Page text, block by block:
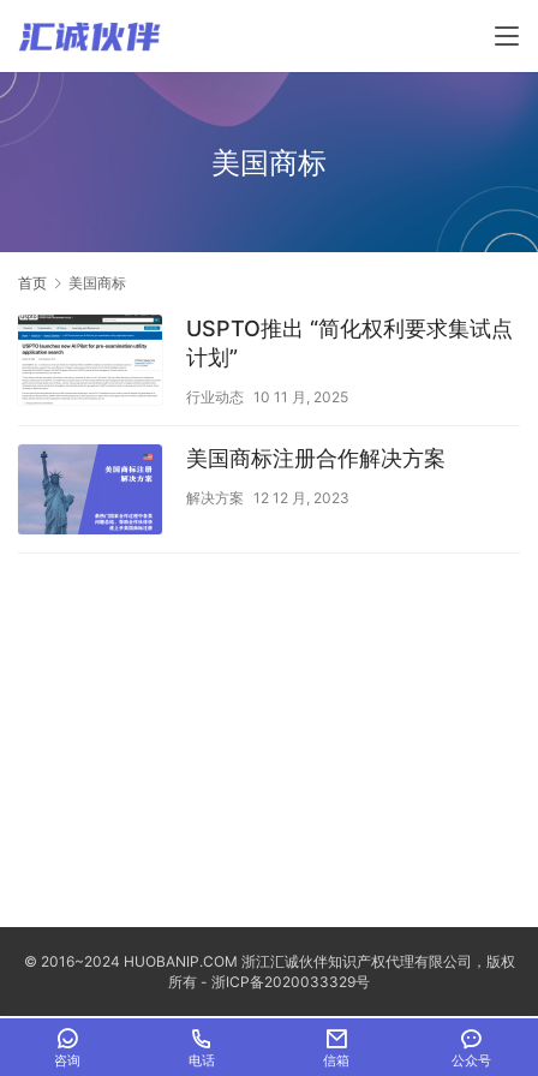
美国商标
首页 美国商标
USPTO推出 “简化权利要求集试点
计划”
行业动态 10 11 月, 2025
美国商标注册合作解决方案
解决方案 12 12 月, 2023
© 2016~2024 HUOBANIP.COM 浙江汇诚伙伴知识产权代理有限公司，版权
所有 - 浙ICP备2020033329号
咨询 电话 信箱 公众号